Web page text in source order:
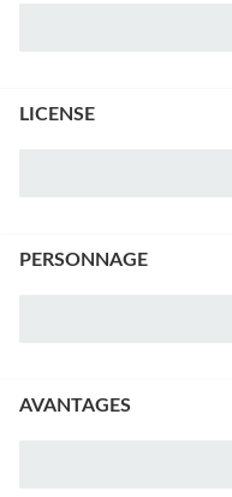
LICENSE
PERSONNAGE
AVANTAGES